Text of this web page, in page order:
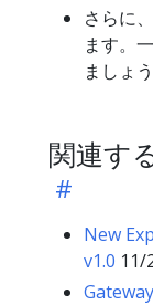
さらに、
ます。
ましょう
関連す
New
v1.0 11/